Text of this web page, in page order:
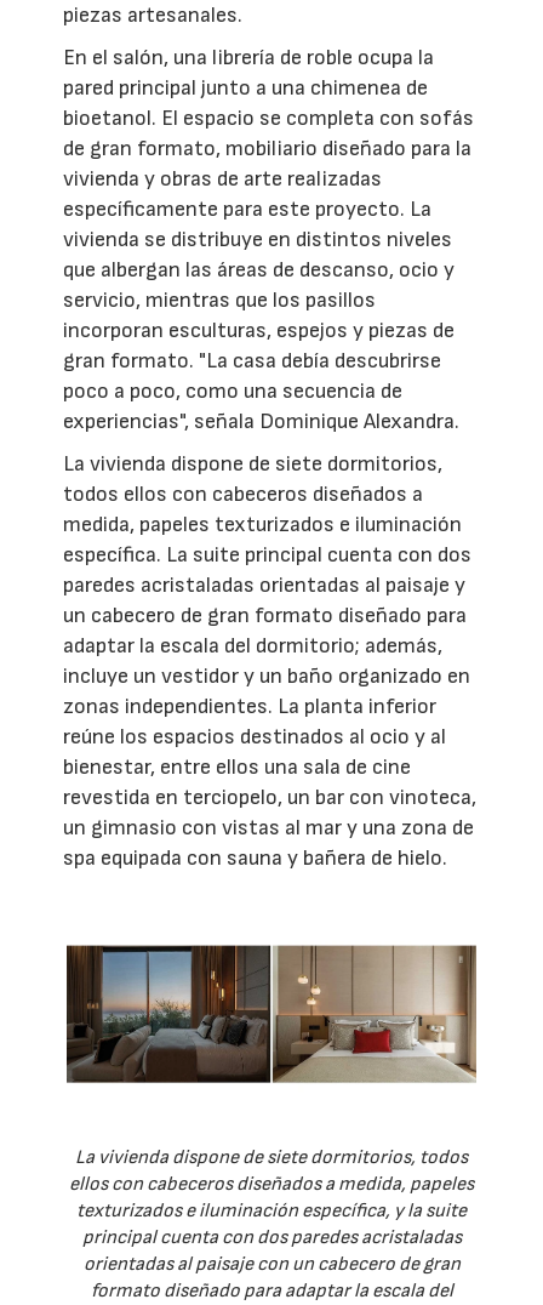
piezas artesanales.
En el salón, una librería de roble ocupa la
pared principal junto a una chimenea de
bioetanol. El espacio se completa con sofás
de gran formato, mobiliario diseñado para la
vivienda y obras de arte realizadas
específicamente para este proyecto. La
vivienda se distribuye en distintos niveles
que albergan las áreas de descanso, ocio y
servicio, mientras que los pasillos
incorporan esculturas, espejos y piezas de
gran formato. "La casa debía descubrirse
poco a poco, como una secuencia de
experiencias", señala Dominique Alexandra.
La vivienda dispone de siete dormitorios,
todos ellos con cabeceros diseñados a
medida, papeles texturizados e iluminación
específica. La suite principal cuenta con dos
paredes acristaladas orientadas al paisaje y
un cabecero de gran formato diseñado para
adaptar la escala del dormitorio; además,
incluye un vestidor y un baño organizado en
zonas independientes. La planta inferior
reúne los espacios destinados al ocio y al
bienestar, entre ellos una sala de cine
revestida en terciopelo, un bar con vinoteca,
un gimnasio con vistas al mar y una zona de
spa equipada con sauna y bañera de hielo.
La vivienda dispone de siete dormitorios, todos
ellos con cabeceros diseñados a medida, papeles
texturizados e iluminación específica, y la suite
principal cuenta con dos paredes acristaladas
orientadas al paisaje con un cabecero de gran
formato diseñado para adaptar la escala del